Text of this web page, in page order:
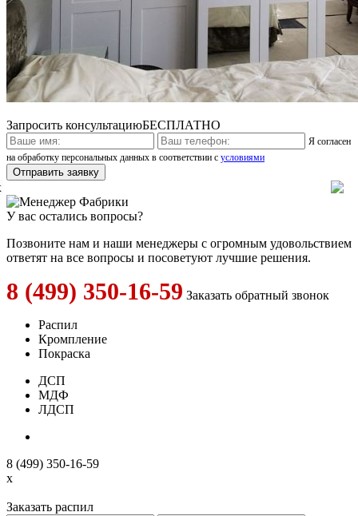
Запросить консультациюБЕСПЛАТНО
Я согласен
на обработку персональных данных в соответствии с условиями
У вас остались вопросы?
Позвоните нам и наши менеджеры с огромным удовольствием
ответят на все вопросы и посоветуют лучшие решения.
8 (499) 350-16-59 Заказать обратный звонок
Распил
Кромпление
Покраска
ДСП
МДФ
ЛДСП
8 (499) 350-16-59
x
Заказать распил